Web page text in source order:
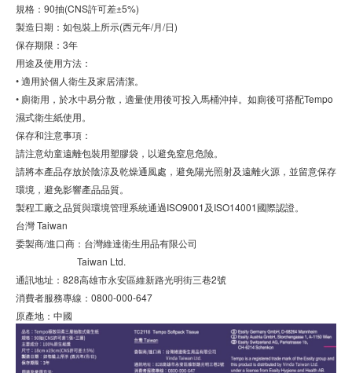
規格：90抽(CNS許可差±5%)
製造日期：如包裝上所示(西元年/月/日)
保存期限：3年
用途及使用方法：
• 適用於個人衛生及家居清潔。
• 廁衛用，於水中易分散，適量使用後可投入馬桶沖掉。如廁後可搭配Tempo
濕式衛生紙使用。
保存和注意事項：
請注意幼童遠離包裝用塑膠袋，以避免窒息危險。
請將本產品存放於陰涼及乾燥通風處，避免陽光照射及遠離火源，並留意保存
環境，避免影響產品品質。
製程工廠之品質與環境管理系統通過ISO9001及ISO14001國際認證。
台灣 Taiwan
委製商/進口商：台灣維達衛生用品有限公司
Taiwan Ltd.
通訊地址：828高雄市永安區維新路光明街三巷2號
消費者服務專線：0800-000-647
原產地：中國